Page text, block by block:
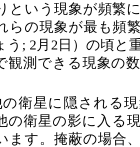
という現象が頻繁
らの現象が最も頻
う; 2月2日）の頃と
観測できる現象の
衛星に隠される
の衛星の影に入る
ます。掩蔽の場合